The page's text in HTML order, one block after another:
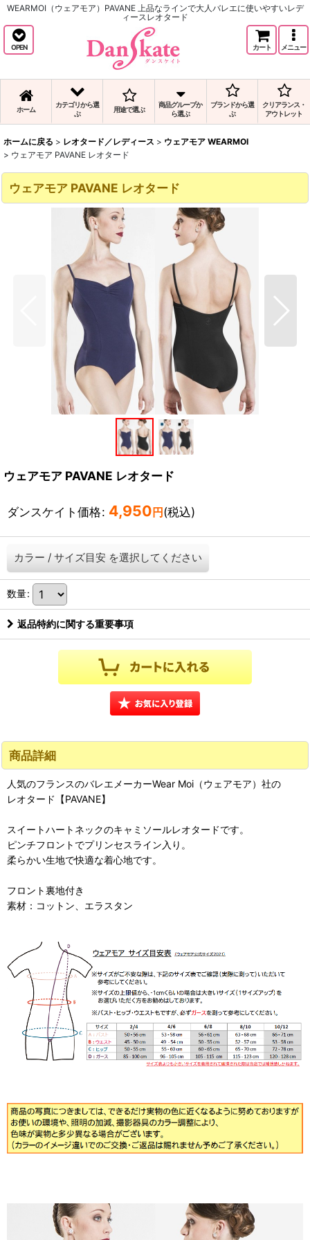
WEARMOI（ウェアモア）PAVANE 上品なラインで大人バレエに使いやすいレデ
ィースレオタード
OPEN カート メニュー
ホーム
カテゴリから選
ぶ
用途で選ぶ
商品グループか
ら選ぶ
ブランドから選
ぶ
クリアランス・
アウトレット
ホームに戻る > レオタード／レディース > ウェアモア WEARMOI
> ウェアモア PAVANE レオタード
ウェアモア PAVANE レオタード
ウェアモア PAVANE レオタード
ダンスケイト価格: 4,950 円 (税込)
カラー / サイズ目安 を選択してください
数量:
返品特約に関する重要事項
商品詳細
人気のフランスのバレエメーカーWear Moi（ウェアモア）社の
レオタード【PAVANE】
スイートハートネックのキャミソールレオタードです。
ピンチフロントでプリンセスライン入り。
柔らかい生地で快適な着心地です。
フロント裏地付き
素材：コットン、エラスタン